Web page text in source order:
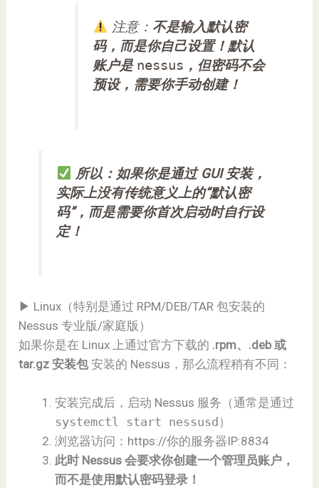
注意： 不是输入默认密
码，而是你自己设置！默认
账户是 nessus ，但密码不会
预设，需要你手动创建！
所以：如果你是通过 GUI 安装，
实际上没有传统意义上的“默认密
码”，而是需要你首次启动时自行设
定！
▶ Linux（特别是通过 RPM/DEB/TAR 包安装的
Nessus 专业版/家庭版）
如果你是在 Linux 上通过官方下载的 .rpm、.deb 或
tar.gz 安装包安装的 Nessus，那么流程稍有不同：
安装完成后，启动 Nessus 服务（通常是通过
systemctl start nessusd ）
浏览器访问：https://你的服务器IP:8834
此时 Nessus 会要求你创建一个管理员账户，
而不是使用默认密码登录！